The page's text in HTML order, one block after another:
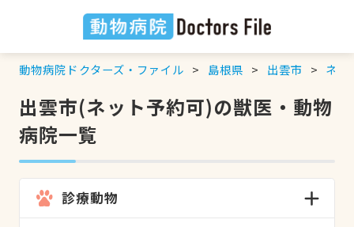
動物病院ドクターズ・ファイル 島根県 出雲市 ネッ
出雲市(ネット予約可)の獣医・動物
病院一覧
診療動物